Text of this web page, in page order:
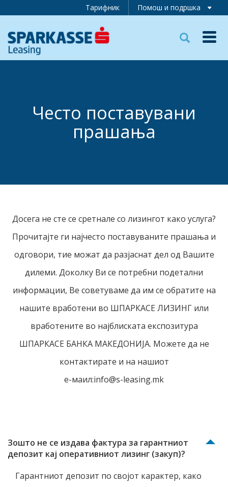
Помош и подршка
Тарифник
Често поставувани
прашања
Досега не сте се сретнале со лизингот како услуга?
Прочитајте ги најчесто поставуваните прашања и
одговори, тие можат да разјаснат дел од Вашите
дилеми. Доколку Ви се потребни подетални
информации, Ве советуваме да им се обратите на
нашите вработени во ШПАРКАСЕ ЛИЗИНГ или
вработените во најблиската експозитура
ШПАРКАСЕ БАНКА МАКЕДОНИЈА. Можете да не
контактирате и на нашиот
е-маил:info@s-leasing.mk
Зошто не се издава фактура за гарантниот
депозит кај оперативниот лизинг (закуп)?
Гарантниот депозит по својот карактер, како